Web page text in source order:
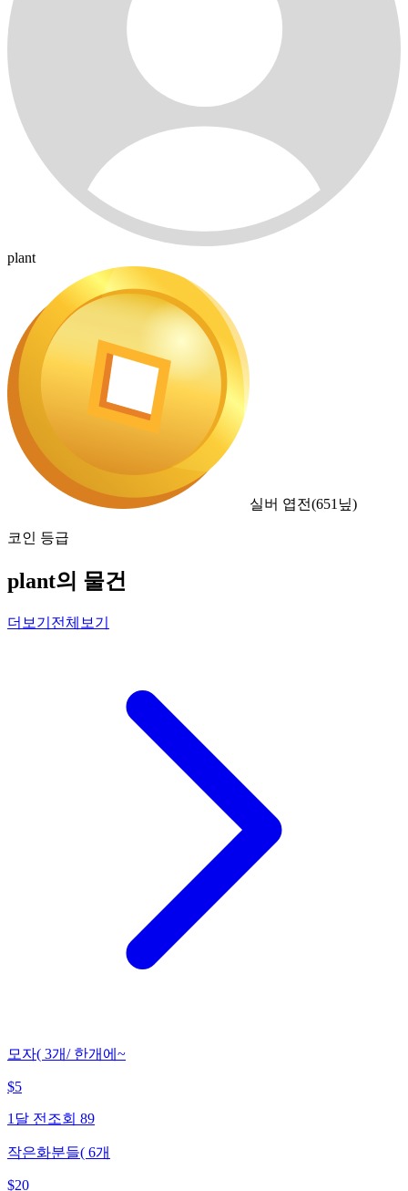
plant
실버 엽전(651 닢)
코인 등급
plant의 물건
더보기 전체보기
모자( 3개/ 한개에~
$5
1달 전 조회 89
작은화분들( 6개
$20